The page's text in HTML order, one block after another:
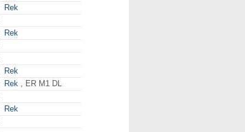
Rek
Rek
Rek
Rek , ER M1 DL
Rek